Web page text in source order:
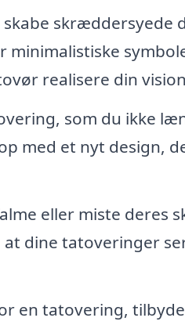
skræddersyede
minimalistiske
realisere din
som du ikke
med et nyt design,
eller miste deres
dine tatoveringer
en tatovering,